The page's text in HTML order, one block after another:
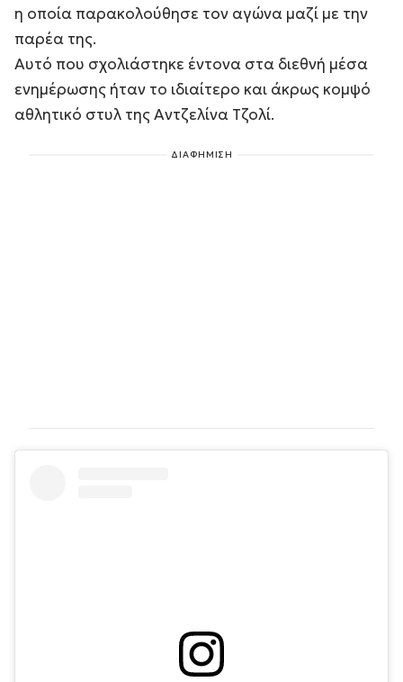
η οποία παρακολούθησε τον αγώνα μαζί με την
παρέα της.
Αυτό που σχολιάστηκε έντονα στα διεθνή μέσα
ενημέρωσης ήταν το ιδιαίτερο και άκρως κομψό
αθλητικό στυλ της Αντζελίνα Τζολί.
ΔΙΑΦΗΜΙΣΗ